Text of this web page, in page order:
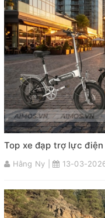
Top xe đạp trợ lực
Hằng Ny | 13-03-